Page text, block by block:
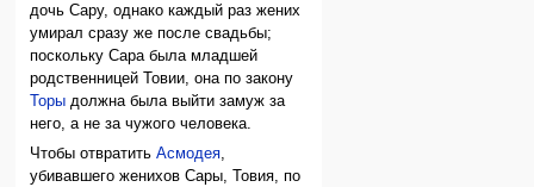
дочь Сару, однако каждый раз жених
умирал сразу же после свадьбы;
поскольку Сара была младшей
родственницей Товии, она по закону
Торы должна была выйти замуж за
него, а не за чужого человека.
Чтобы отвратитьАсмодея,
убивавшего женихов Сары, Товия, по